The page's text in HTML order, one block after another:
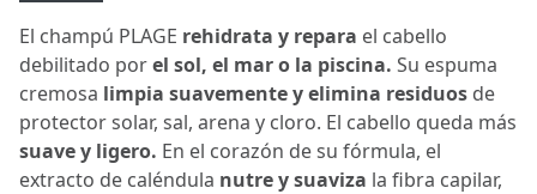
El champú PLAGE rehidrata y repara el cabello
debilitado porel sol, el mar o la piscina. Su espuma
cremosa limpia suavemente y elimina residuos de
protector solar, sal, arena y cloro. El cabello queda más
suave y ligero. En el corazón de su fórmula, el
extracto de caléndula nutre y suaviza la fibra capilar,